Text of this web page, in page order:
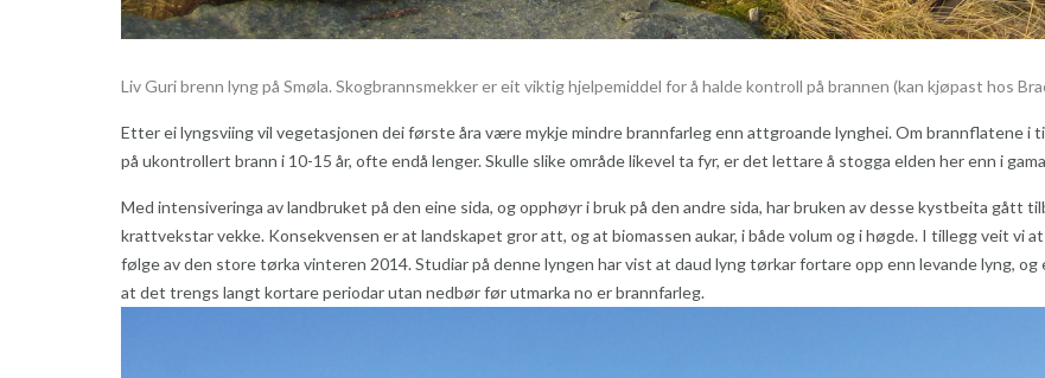
Liv Guri brenn lyng på Smøla. Skogbrannsmekker er eit viktig hjelpemiddel for å halde kontroll på brannen (kan kjøpast hos
Etter ei lyngsviing vil vegetasjonen dei første åra være mykje mindre brannfarleg enn attgroande lynghei. Om brannflatene i
på ukontrollert brann i 10-15 år, ofte endå lenger. Skulle slike område likevel ta fyr, er det lettare å stogga elden her enn i
Med intensiveringa av landbruket på den eine sida, og opphøyr i bruk på den andre sida, har bruken av desse kystbeita gått
krattvekstar vekke. Konsekvensen er at landskapet gror att, og at biomassen aukar, i både volum og i høgde. I tillegg veit vi
følge av den store tørka vinteren 2014. Studiar på denne lyngen har vist at daud lyng tørkar fortare opp enn levande lyng,
at det trengs langt kortare periodar utan nedbør før utmarka no er brannfarleg.